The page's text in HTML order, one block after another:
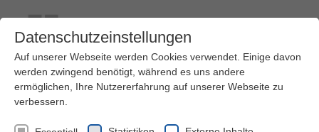
Kontakt Ihre Meinung ist uns wichtig!
Datenschutzeinstellungen
Auf unserer Webseite werden Cookies verwendet. Einige davon
werden zwingend benötigt, während es uns andere
ermöglichen, Ihre Nutzererfahrung auf unserer Webseite zu
verbessern.